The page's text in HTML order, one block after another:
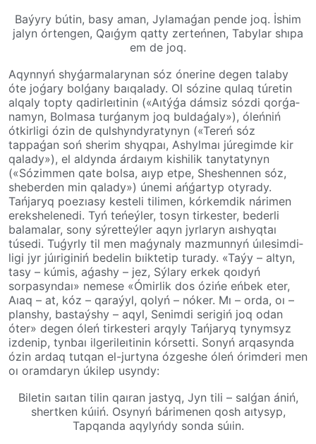
Baýyry bútin, basy aman, Jylamaǵan pende joq. İshim
jalyn órtengen, Qaıǵym qatty zerteńnen, Tabylar shıpa
em de joq.
Aqynnyń shyǵarmalarynan sóz ónerine degen­ talaby
óte joǵary bolǵany baı­qa­la­dy. Ol sózine qulaq túretin
alqaly topty­ qadir­leı­tinin («Aıtýǵa dámsiz sóz­di­ qor­ǵa­
na­myn, Bolmasa turǵanym joq buldaǵaly»), óleńniń
ótkirligi ózin de qulshyndyratynyn («Tereń sóz
tappaǵan soń sherim shyqpaı, Ashylmaı júregimde kir
qalady»), el aldynda árdaıym kishilik tanytatynyn
(«Sózimmen qate bolsa,­ aıyp etpe, Sheshennen sóz,
sheberden min qalady») únemi ańǵartyp otyrady.
Tańjaryq poezıasy kesteli tilimen, kór­kem­dik nárimen
erek­she­lenedi. Tyń teńeý­ler,­ tosyn tir­kes­ter, bederli
balamalar, sony sýret­teý­ler aqyn jyrlaryn aıshyqtaı
túsedi. Tuǵyrly til men maǵynaly mazmunnyń úıle­sim­di­
ligi jyr júıriginiń bedelin bıiktetip turady. «Taýy – altyn,
tasy – kúmis, aǵashy – jez­,­ Sýla­ry erkek qoıdyń
sorpasyndaı» neme­­se «Ómirlik dos ózińe eńbek eter,
Aıaq – at,­ kóz­ – qaraýyl, qolyń – nóker. Mı – orda, oı –
planshy, bastaýshy – aqyl, Senimdi seri­giń­ joq­ odan
óter» degen óleń tirkesteri arqy­ly Tań­ja­ryq tynymsyz
izdenip, tynbaı ilgeri­leı­ti­nin kórsetti. Sonyń arqasynda
ózin ar­daq­ tut­qan el-jurtyna ózgeshe óleń órimderi men
oı oramdaryn úkilep usyndy:
Biletin saıtan tilin qaıran jastyq, Jyn tili – salǵan ániń,
shertken kúıiń. Osynyń bárimenen qosh aıtysyp,
Tapqanda aqylyńdy sonda súıin.